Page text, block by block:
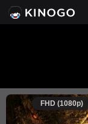
FHD (1080p)